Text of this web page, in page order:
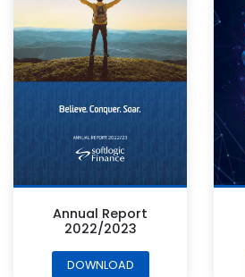
Annual Report
2022/2023
DOWNLOAD